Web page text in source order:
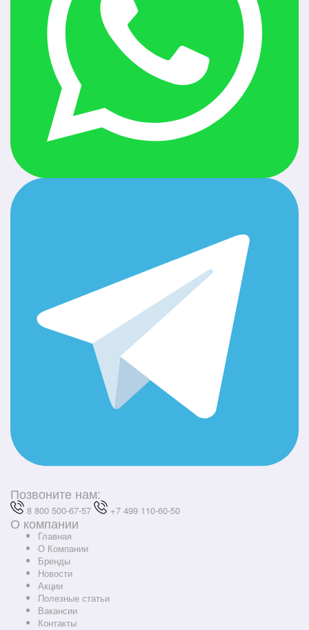
Позвоните нам:
8 800 500-67-57 +7 499 110-60-50
О компании
Главная
О Компании
Бренды
Новости
Акции
Полезные статьи
Вакансии
Контакты